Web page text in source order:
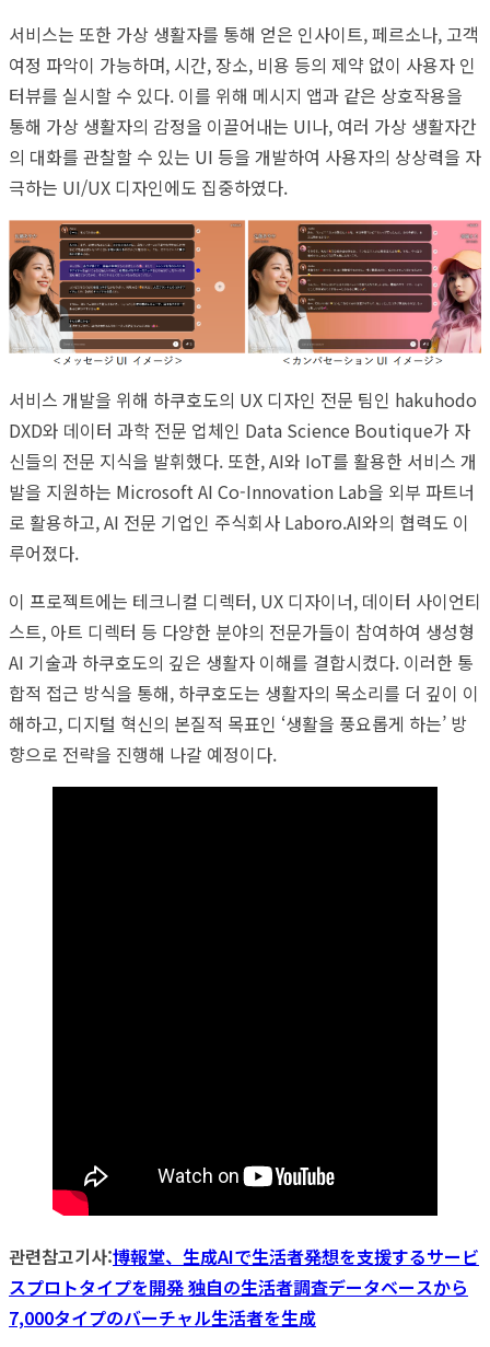
서비스는 또한 가상 생활자를 통해 얻은 인사이트, 페르소나, 고객
여정 파악이 가능하며, 시간, 장소, 비용 등의 제약 없이 사용자 인
터뷰를 실시할 수 있다. 이를 위해 메시지 앱과 같은 상호작용을
통해 가상 생활자의 감정을 이끌어내는 UI나, 여러 가상 생활자간
의 대화를 관찰할 수 있는 UI 등을 개발하여 사용자의 상상력을 자
극하는 UI/UX 디자인에도 집중하였다.
서비스 개발을 위해 하쿠호도의 UX 디자인 전문 팀인 hakuhodo
DXD와 데이터 과학 전문 업체인 Data Science Boutique가 자
신들의 전문 지식을 발휘했다. 또한, AI와 IoT를 활용한 서비스 개
발을 지원하는 Microsoft AI Co-Innovation Lab을 외부 파트너
로 활용하고, AI 전문 기업인 주식회사 Laboro.AI와의 협력도 이
루어졌다.
이 프로젝트에는 테크니컬 디렉터, UX 디자이너, 데이터 사이언티
스트, 아트 디렉터 등 다양한 분야의 전문가들이 참여하여 생성형
AI 기술과 하쿠호도의 깊은 생활자 이해를 결합시켰다. 이러한 통
합적 접근 방식을 통해, 하쿠호도는 생활자의 목소리를 더 깊이 이
해하고, 디지털 혁신의 본질적 목표인 ‘생활을 풍요롭게 하는’ 방
향으로 전략을 진행해 나갈 예정이다.
관련참고기사:博報堂、生成AIで生活者発想を支援するサービ
スプロトタイプを開発 独自の生活者調査データベースから
7,000タイプのバーチャル生活者を生成